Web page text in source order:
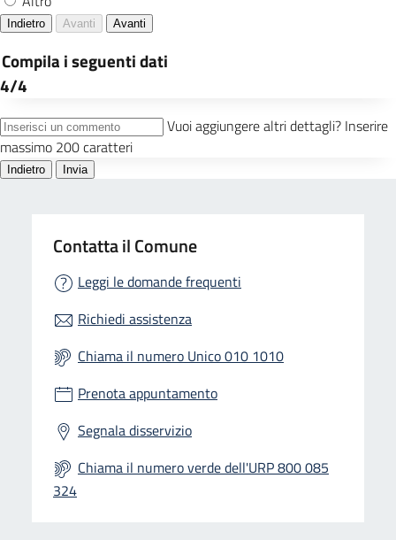
Contatta il Comune
Leggi le domande frequenti
Richiedi assistenza
Chiama il numero Unico 010 1010
Prenota appuntamento
Segnala disservizio
Chiama il numero verde dell'URP 800 085
324